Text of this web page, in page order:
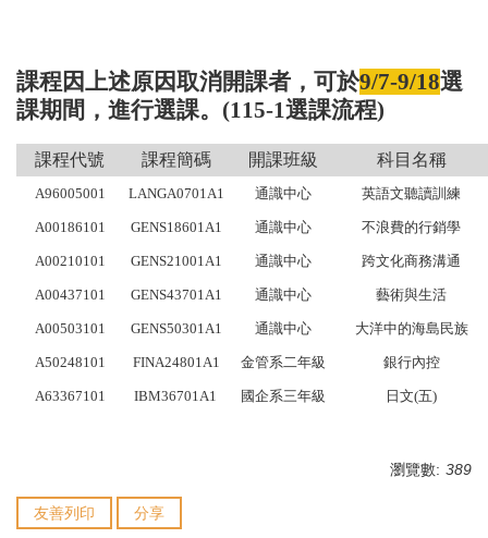
課程因上述原因取消開課者，可於9/7-9/18選
課期間，進行選課。(115-1選課流程)
課程代號 課程簡碼 開課班級 科目名稱
A96005001 LANGA0701A1 通識中心 英語文聽讀訓練
A00186101 GENS18601A1 通識中心 不浪費的行銷學
A00210101 GENS21001A1 通識中心 跨文化商務溝通
A00437101 GENS43701A1 通識中心 藝術與生活
A00503101 GENS50301A1 通識中心 大洋中的海島民族
A50248101 FINA24801A1 金管系二年級 銀行內控
A63367101 IBM36701A1 國企系三年級 日文(五)
瀏覽數: 389
友善列印 分享